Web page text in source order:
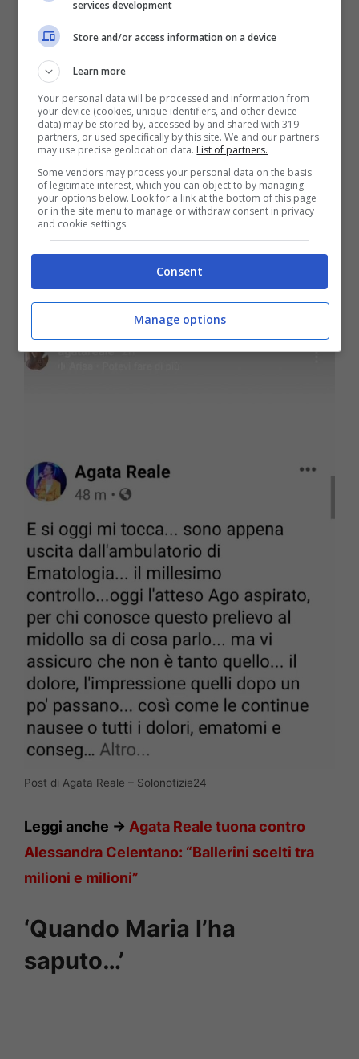
andare più in ospedale! Fortunatamente
anche se mi dispiace sempre per tutto il
dolore e quello che passano, non sono mai
stata sola, e quello fa tantissimo.
Post di Agata Reale – Solonotizie24
Leggi anche -> Agata Reale tuona contro
Alessandra Celentano: “Ballerini scelti tra
milioni e milioni”
‘Quando Maria l’ha
saputo…’
services development
Store and/or access information on a device
Learn more
Your personal data will be processed and information from
your device (cookies, unique identifiers, and other device
data) may be stored by, accessed by and shared with 319
partners, or used specifically by this site. We and our partners
may use precise geolocation data. List of partners.
Some vendors may process your personal data on the basis
of legitimate interest, which you can object to by managing
your options below. Look for a link at the bottom of this page
or in the site menu to manage or withdraw consent in privacy
and cookie settings.
Consent
Manage options